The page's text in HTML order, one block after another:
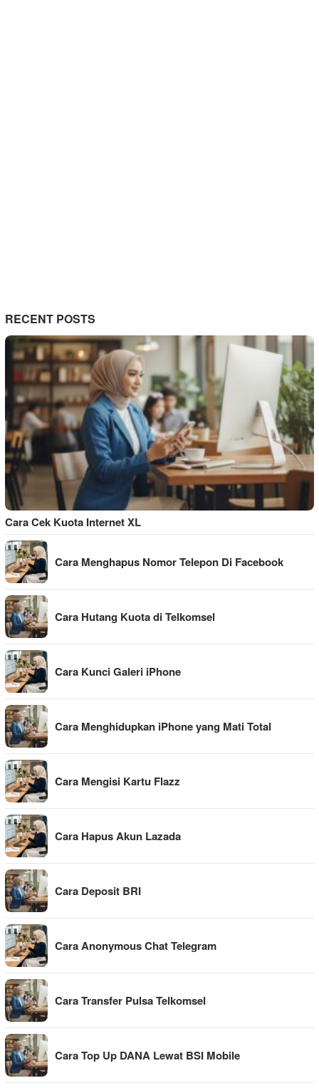
RECENT POSTS
Cara Cek Kuota Internet XL
Cara Menghapus Nomor Telepon Di Facebook
Cara Hutang Kuota di Telkomsel
Cara Kunci Galeri iPhone
Cara Menghidupkan iPhone yang Mati Total
Cara Mengisi Kartu Flazz
Cara Hapus Akun Lazada
Cara Deposit BRI
Cara Anonymous Chat Telegram
Cara Transfer Pulsa Telkomsel
Cara Top Up DANA Lewat BSI Mobile